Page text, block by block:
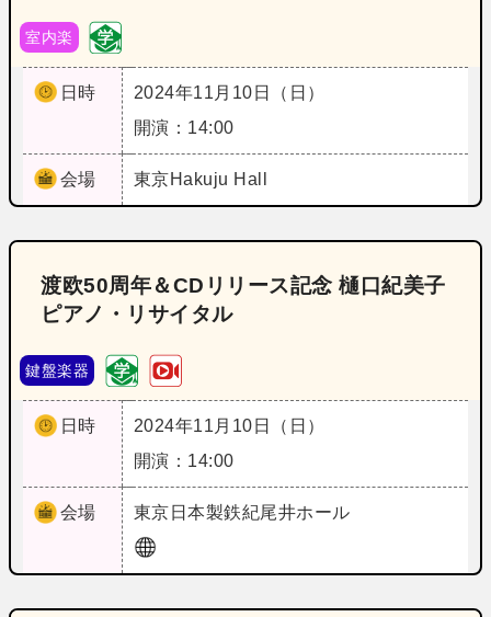
室内楽
日時
2024年11月10日（日）
開演：14:00
会場 東京Hakuju Hall
渡欧50周年＆CDリリース記念 樋口紀美子
ピアノ・リサイタル
鍵盤楽器
日時
2024年11月10日（日）
開演：14:00
会場 東京 日本製鉄紀尾井ホール